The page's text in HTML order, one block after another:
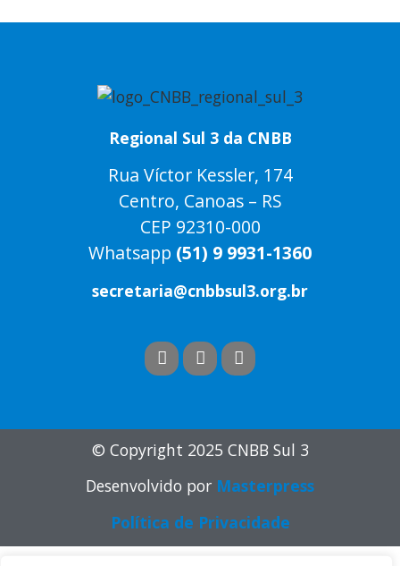
Regional Sul 3 da CNBB
Rua Víctor Kessler, 174
Centro, Canoas – RS
CEP 92310-000
Whatsapp (51) 9 9931-1360
secretaria@cnbbsul3.org.br
© Copyright 2025 CNBB Sul 3
Desenvolvido por Masterpress
Política de Privacidade